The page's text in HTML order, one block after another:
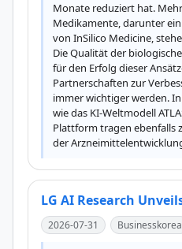
Monate reduziert hat.
Medikamente, darunter
von InSilico Medicine,
Die Qualität der
für den Erfolg dieser
Partnerschaften zur
immer wichtiger werden.
wie das KI-Weltmodell
Plattform tragen ebenfalls
der
LG AI Research
2026-07-31 Businesskorea